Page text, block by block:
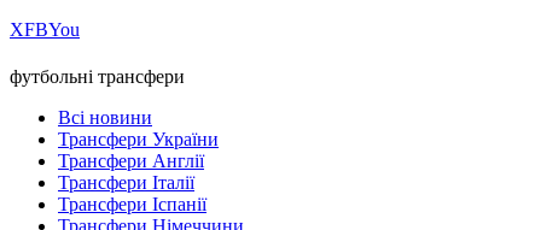
ХFBYou
футбольні трансфери
Всі новини
Трансфери України
Трансфери Англії
Трансфери Італії
Трансфери Іспанії